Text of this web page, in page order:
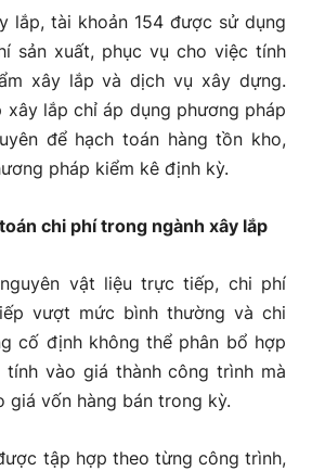
lắp, tài khoản 154 được sử dụng
sản xuất, phục vụ cho việc tính
xây lắp và dịch vụ xây dựng.
xây lắp chỉ áp dụng phương pháp
để hạch toán hàng tồn kho,
pháp kiểm kê định kỳ.
chi phí trong ngành xây lắp
vật liệu trực tiếp, chi phí
vượt mức bình thường và chi
cố định không thể phân bổ hợp
vào giá thành công trình mà
giá vốn hàng bán trong kỳ.
tập hợp theo từng công trình,